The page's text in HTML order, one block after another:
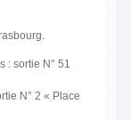
: sortie N° 51
N° 2 « Place